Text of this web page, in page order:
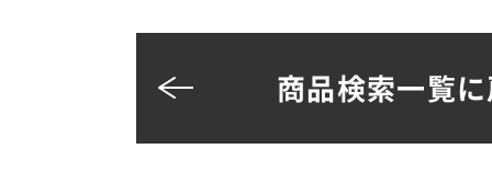
商品検索一覧